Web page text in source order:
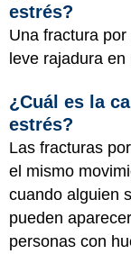
estrés?
Una fractura
leve rajadura
¿Cuál es la
estrés?
Las fracturas
el mismo
cuando alguien
pueden
personas con